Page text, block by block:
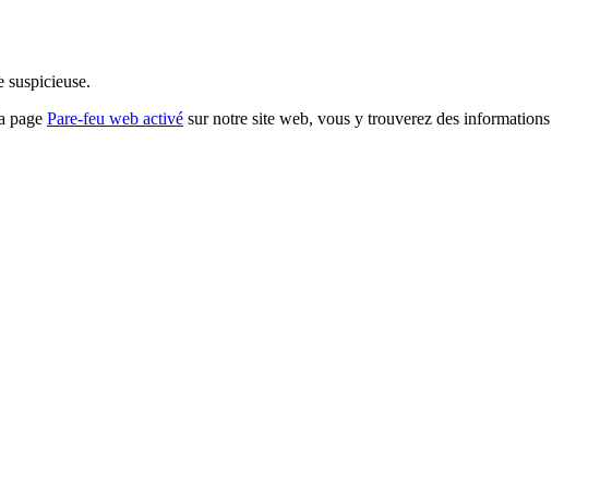
suspicieuse.
page Pare-feu web activé sur notre site web, vous y trouverez des informations